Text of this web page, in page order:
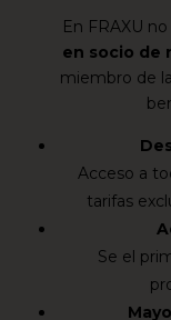
En FRAXU
en socio de
miembro de
Acceso a
tarifas
Se el